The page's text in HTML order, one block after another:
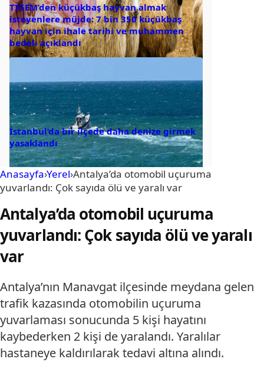
TİGEM’den küçükbaş hayvan almak
isteyenlere müjde: 7 bin 350 küçükbaş
hayvan için ihale tarihi ve muhammen
bedeli açıklandı
İstanbul’da bir ilçede daha denize girmek
yasaklandı
Anasayfa›Yerel›Antalya’da otomobil uçuruma
yuvarlandı: Çok sayıda ölü ve yaralı var
Antalya’da otomobil uçuruma
yuvarlandı: Çok sayıda ölü ve yaralı
var
Antalya’nın Manavgat ilçesinde meydana gelen
trafik kazasında otomobilin uçuruma
yuvarlaması sonucunda 5 kişi hayatını
kaybederken 2 kişi de yaralandı. Yaralılar
hastaneye kaldırılarak tedavi altına alındı.